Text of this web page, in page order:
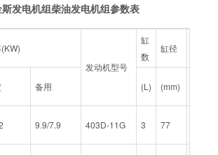
发电机组柴油发电机组参数表
发动机型号
缸
数
缸径
备用 (L) (mm)
9.9/7.9 403D-11G 3 77